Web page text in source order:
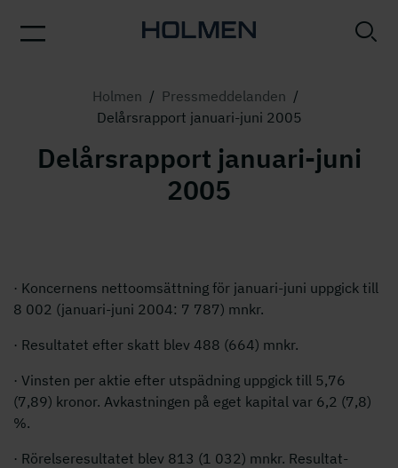
Holmen / Pressmeddelanden /
Delårsrapport januari-juni 2005
Delårsrapport januari-juni
2005
· Koncernens nettoomsättning för januari-juni uppgick till
8 002 (januari-juni 2004: 7 787) mnkr.
· Resultatet efter skatt blev 488 (664) mnkr.
· Vinsten per aktie efter utspädning uppgick till 5,76
(7,89) kronor. Avkastningen på eget kapital var 6,2 (7,8)
%.
· Rörelseresultatet blev 813 (1 032) mnkr. Resultat-